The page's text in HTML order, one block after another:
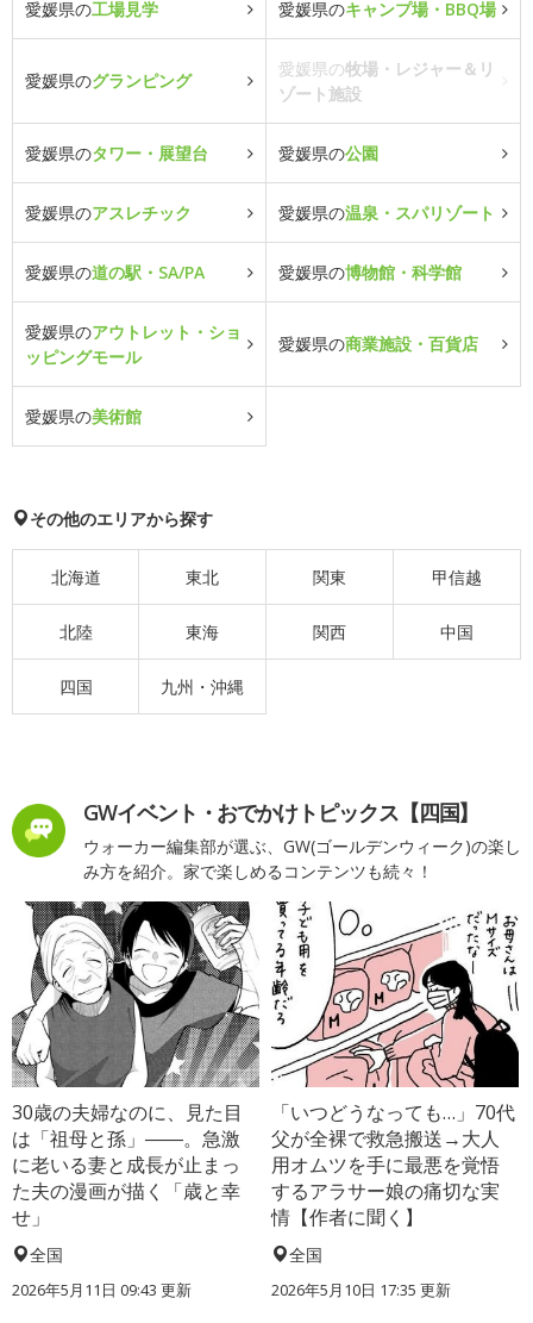
愛媛県の工場見学 愛媛県のキャンプ場・BBQ場
愛媛県のグランピング
愛媛県の牧場・レジャー＆リ
ゾート施設
愛媛県のタワー・展望台 愛媛県の公園
愛媛県のアスレチック 愛媛県の温泉・スパリゾート
愛媛県の道の駅・SA/PA 愛媛県の博物館・科学館
愛媛県のアウトレット・ショ
ッピングモール
愛媛県の商業施設・百貨店
愛媛県の美術館
その他のエリアから探す
北海道 東北 関東 甲信越
北陸 東海 関西 中国
四国 九州・沖縄
GWイベント・おでかけトピックス【四国】
ウォーカー編集部が選ぶ、GW(ゴールデンウィーク)の楽し
み方を紹介。家で楽しめるコンテンツも続々！
30歳の夫婦なのに、見た目
は「祖母と孫」――。急激
に老いる妻と成長が止まっ
た夫の漫画が描く「歳と幸
せ」
全国
2026年5月11日 09:43 更新
「いつどうなっても…」70代
父が全裸で救急搬送→大人
用オムツを手に最悪を覚悟
するアラサー娘の痛切な実
情【作者に聞く】
全国
2026年5月10日 17:35 更新